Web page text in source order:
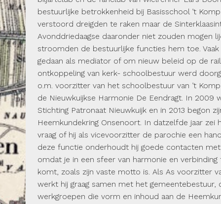
bestuurlijke betrokkenheid bij Basisschool ’t
verstoord dreigden te raken maar de
Avonddriedaagse daaronder niet zouden mogen
stroomden de bestuurlijke functies hem toe.
gedaan als mediator of om nieuw beleid op de
ontkoppeling van kerk- schoolbestuur werd
o.m. voorzitter van het schoolbestuur van ’t
de Nieuwkuijkse Harmonie De Eendragt. In 2009
Stichting Patronaat Nieuwkuijk en in 2013 begon
Heemkundekring Onsenoort. In datzelfde jaar zei
vraag of hij als vicevoorzitter de parochie een
deze functie onder­houdt hij goede contacten
omdat je in een sfeer van harmonie en
komt, zoals zijn vaste motto is. Als As voorzitter
werkt hij graag samen met het gemeentebestuur,
werkgroepen die vorm en inhoud aan de